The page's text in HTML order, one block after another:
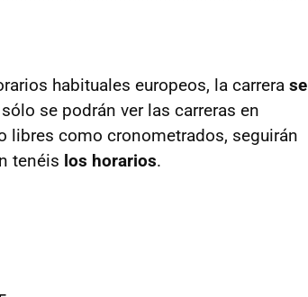
habituales europeos, la carrera se
se podrán ver las carreras en
libres como cronometrados, seguirán
tenéis los horarios.